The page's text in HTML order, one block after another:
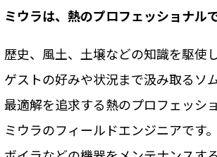
ミウラは、熱のプロフェッショナルで
歴史、風土、土壌などの知識を駆使
ゲストの好みや状況まで汲み取るソ
最適解を追求する熱のプロフェッシ
ミウラのフィールドエンジニアです。